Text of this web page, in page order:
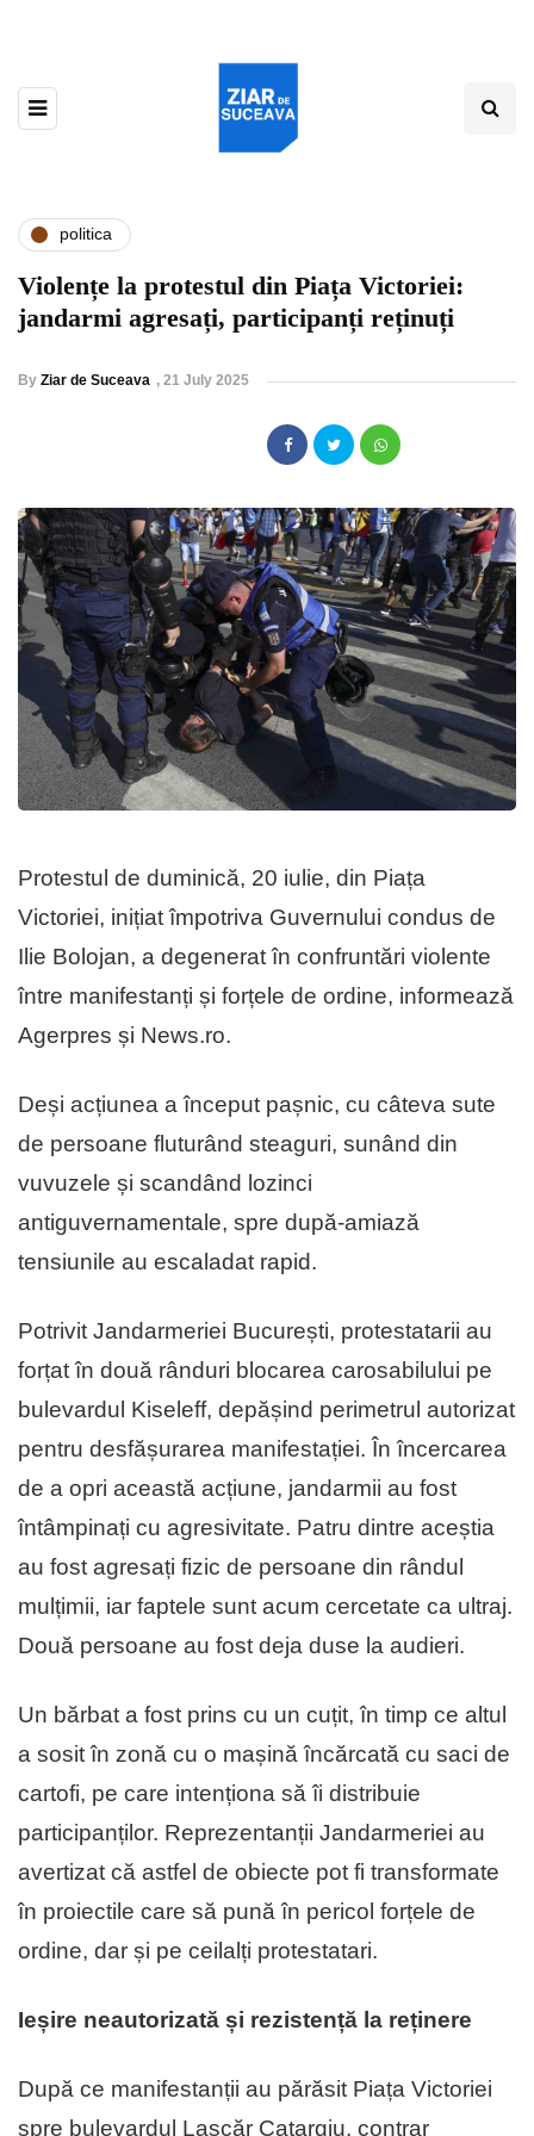
politica
Violențe la protestul din Piața Victoriei:
jandarmi agresați, participanți reținuți
By Ziar de Suceava , 21 July 2025
Protestul de duminică, 20 iulie, din Piața
Victoriei, inițiat împotriva Guvernului condus de
Ilie Bolojan, a degenerat în confruntări violente
între manifestanți și forțele de ordine, informează
Agerpres și News.ro.
Deși acțiunea a început pașnic, cu câteva sute
de persoane fluturând steaguri, sunând din
vuvuzele și scandând lozinci
antiguvernamentale, spre după-amiază
tensiunile au escaladat rapid.
Potrivit Jandarmeriei București, protestatarii au
forțat în două rânduri blocarea carosabilului pe
bulevardul Kiseleff, depășind perimetrul autorizat
pentru desfășurarea manifestației. În încercarea
de a opri această acțiune, jandarmii au fost
întâmpinați cu agresivitate. Patru dintre aceștia
au fost agresați fizic de persoane din rândul
mulțimii, iar faptele sunt acum cercetate ca ultraj.
Două persoane au fost deja duse la audieri.
Un bărbat a fost prins cu un cuțit, în timp ce altul
a sosit în zonă cu o mașină încărcată cu saci de
cartofi, pe care intenționa să îi distribuie
participanților. Reprezentanții Jandarmeriei au
avertizat că astfel de obiecte pot fi transformate
în proiectile care să pună în pericol forțele de
ordine, dar și pe ceilalți protestatari.
Ieșire neautorizată și rezistență la reținere
După ce manifestanții au părăsit Piața Victoriei
spre bulevardul Lascăr Catargiu, contrar